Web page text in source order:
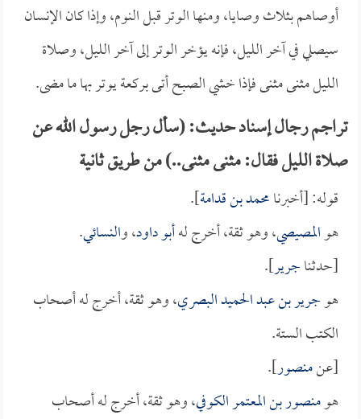
أوصاهم بثلاث وصايا، ومنها الوتر قبل النوم، وإذا كان الإنسان
سيصلي في آخر الليل، فإنه يؤخر الوتر إلى آخر الليل، وصلاة
الليل مثنى مثنى فإذا خشي الصبح أتى بركعة يوتر بها ما مضى.
تراجم رجال إسناد حديث: (سأل رجل رسول الله عن
صلاة الليل فقال: مثنى مثنى..) من طريق ثانية
قوله: [أخبرنامحمد بن قدامة].
هوالمصيصي، وهو ثقة، أخرج لهأبو داود، والنسائي.
[حدثناجرير].
هوجرير بن عبد الحميد البصري، وهو ثقة، أخرج له أصحاب
الكتب الستة.
[عنمنصور].
هومنصور بن المعتمر الكوفي، وهو ثقة، أخرج له أصحاب